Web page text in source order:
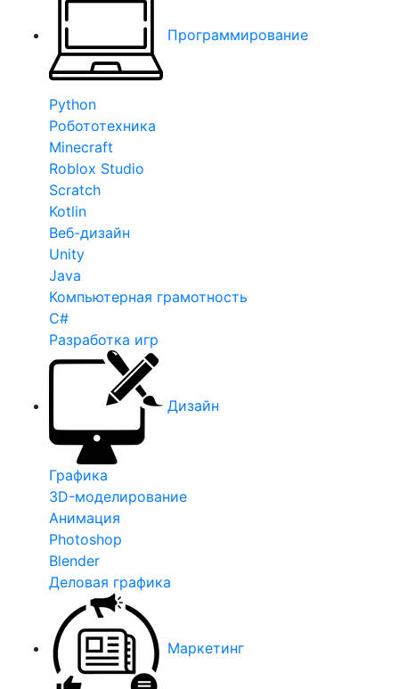
Программирование
Python
Робототехника
Minecraft
Roblox Studio
Scratch
Kotlin
Веб-дизайн
Unity
Java
Компьютерная грамотность
C#
Разработка игр
Дизайн
Графика
3D-моделирование
Анимация
Photoshop
Blender
Деловая графика
Маркетинг